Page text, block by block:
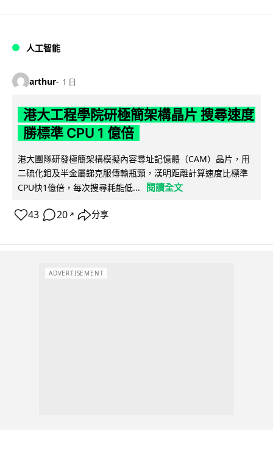
人工智能
arthur 1 日
港大工程學院研極簡架構晶片 搜尋速度
勝標準 CPU 1 億倍
港大團隊研發極簡架構模擬內容尋址記憶體（CAM）晶片，用
二硫化鉬及半金屬銻克服傳輸瓶頸，漢明距離計算速度比標準
CPU快1億倍，每次搜尋耗能低...
閱讀全文
43 20 ↗ 分享
ADVERTISEMENT